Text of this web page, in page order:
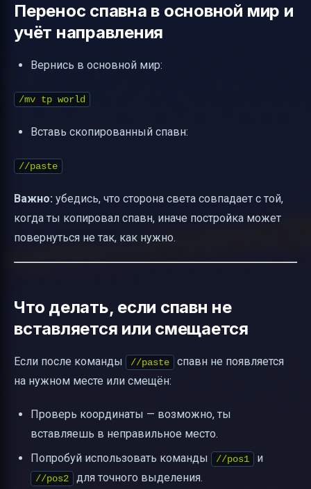
Перенос спавна в основной мир и
учёт направления
Вернись в основной мир:
/mv tp world
Вставь скопированный спавн:
//paste
Важно: убедись, что сторона света совпадает с той,
когда ты копировал спавн, иначе постройка может
повернуться не так, как нужно.
Что делать, если спавн не
вставляется или смещается
Если после команды //paste
спавн не появляется
на нужном месте или смещён:
Проверь координаты — возможно, ты
вставляешь в неправильное место.
Попробуй использовать команды
//pos1 и
//pos2
для точного выделения.